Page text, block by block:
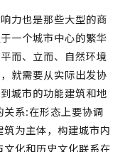
力也是那些大型的商
一个城市中心的繁华
而、立而、自然环境
就需要从实际出发协
城市的功能建筑和地
系:在形态上要协调
为主体，构建城市内
化和历史文化联系在